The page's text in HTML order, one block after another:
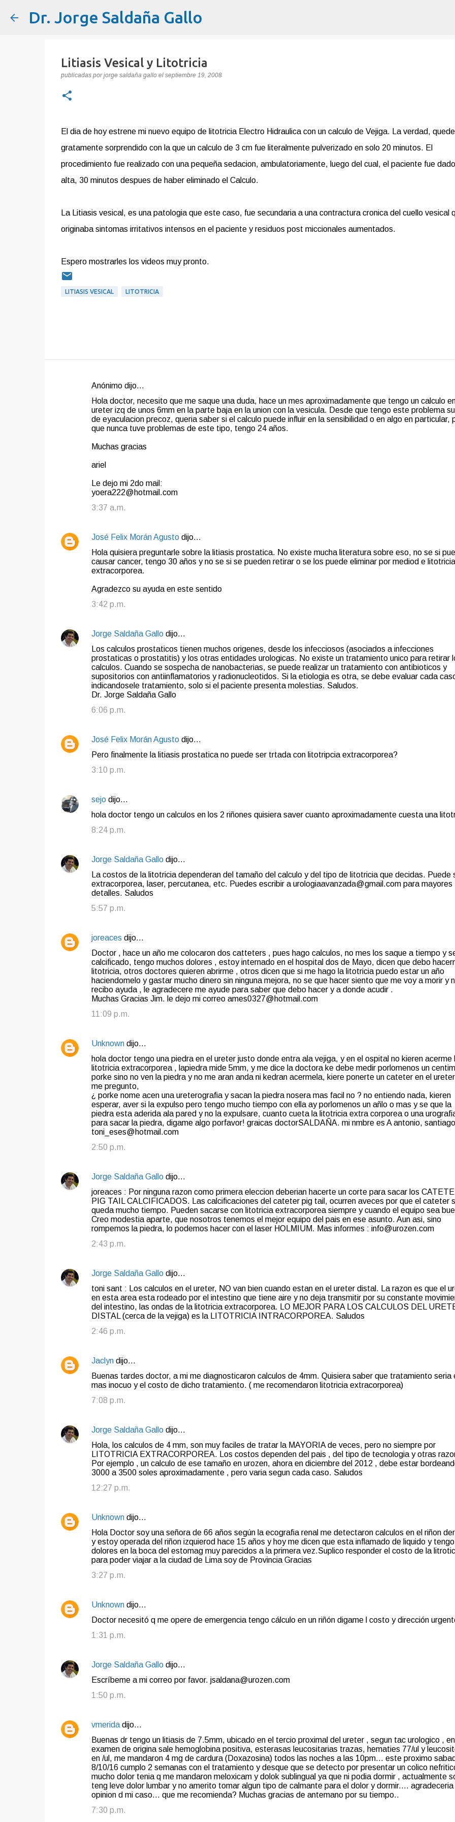
Dr. Jorge Saldaña Gallo
Litiasis Vesical y Litotricia
publicadas porjorge saldaña gallo el septiembre 19, 2008
El dia de hoy estrene mi nuevo equipo de litotricia Electro Hidraulica con un calculo de Vejiga. La verdad, quede
gratamente sorprendido con la que un calculo de 3 cm fue literalmente pulverizado en solo 20 minutos. El
procedimiento fue realizado con una pequeña sedacion, ambulatoriamente, luego del cual, el paciente fue
alta, 30 minutos despues de haber eliminado el Calculo.
La Litiasis vesical, es una patologia que este caso, fue secundaria a una contractura cronica del cuello vesical
originaba sintomas irritativos intensos en el paciente y residuos post miccionales aumentados.
Espero mostrarles los videos muy pronto.
LITIASIS VESICAL LITOTRICIA
s
Anónimo dijo…
Hola doctor, necesito que me saque una duda, hace un mes aproximadamente que tengo un calculo
ureter izq de unos 6mm en la parte baja en la union con la vesicula. Desde que tengo este problema
de eyaculacion precoz, queria saber si el calculo puede influir en la sensibilidad o en algo en particular,
que nunca tuve problemas de este tipo, tengo 24 años.
Muchas gracias
ariel
Le dejo mi 2do mail:
yoera222@hotmail.com
3:37 a.m.
José Felix Morán Agustodijo…
Hola quisiera preguntarle sobre la litiasis prostatica. No existe mucha literatura sobre eso, no se si
causar cancer, tengo 30 años y no se si se pueden retirar o se los puede eliminar por mediod e litotricia
extracorporea.
Agradezco su ayuda en este sentido
3:42 p.m.
Jorge Saldaña Gallodijo…
Los calculos prostaticos tienen muchos origenes, desde los infecciosos (asociados a infecciones
prostaticas o prostatitis) y los otras entidades urologicas. No existe un tratamiento unico para retirar
calculos. Cuando se sospecha de nanobacterias, se puede realizar un tratamiento con antibioticos y
supositorios con antiinflamatorios y radionucleotidos. Si la etiologia es otra, se debe evaluar cada
indicandosele tratamiento, solo si el paciente presenta molestias. Saludos.
Dr. Jorge Saldaña Gallo
6:06 p.m.
José Felix Morán Agustodijo…
Pero finalmente la litiasis prostatica no puede ser trtada con litotripcia extracorporea?
3:10 p.m.
sejodijo…
hola doctor tengo un calculos en los 2 riñones quisiera saver cuanto aproximadamente cuesta una
8:24 p.m.
Jorge Saldaña Gallodijo…
La costos de la litotricia dependeran del tamaño del calculo y del tipo de litotricia que decidas. Puede
extracorporea, laser, percutanea, etc. Puedes escribir a urologiaavanzada@gmail.com para mayores
detalles. Saludos
5:57 p.m.
joreaces dijo…
Doctor , hace un año me colocaron dos catteters , pues hago calculos, no mes los saque a tiempo y
calcificado, tengo muchos dolores , estoy internado en el hospital dos de Mayo, dicen que debo
litotricia, otros doctores quieren abrirme , otros dicen que si me hago la litotricia puedo estar un año
haciendomelo y gastar mucho dinero sin ninguna mejora, no se que hacer siento que me voy a morir y
recibo ayuda , le agradecere me ayude para saber que debo hacer y a donde acudir .
Muchas Gracias Jim. le dejo mi correo ames0327@hotmail.com
11:09 p.m.
Unknowndijo…
hola doctor tengo una piedra en el ureter justo donde entra ala vejiga, y en el ospital no kieren acerme
litotricia extracorporea , lapiedra mide 5mm, y me dice la doctora ke debe medir porlomenos un
porke sino no ven la piedra y no me aran anda ni kedran acermela, kiere ponerte un cateter en el
me pregunto,
¿ porke nome acen una ureterografia y sacan la piedra nosera mas facil no ? no entiendo nada, kieren
esperar, aver si la expulso pero tengo mucho tiempo con ella ay porlomenos un añlo o mas y se que la
piedra esta aderida ala pared y no la expulsare, cuanto cueta la litotricia extra corporea o una
para sacar la piedra, digame algo porfavor! graicas doctorSALDAÑA. mi nmbre es A antonio,
toni_eses@hotmail.com
2:50 p.m.
Jorge Saldaña Gallodijo…
joreaces : Por ninguna razon como primera eleccion deberian hacerte un corte para sacar los
PIG TAIL CALCIFICADOS. Las calcificaciones del cateter pig tail, ocurren aveces por que el cateter
queda mucho tiempo. Pueden sacarse con litotricia extracorporea siempre y cuando el equipo sea
Creo modestia aparte, que nosotros tenemos el mejor equipo del pais en ese asunto. Aun asi, sino
rompemos la piedra, lo podemos hacer con el laser HOLMIUM. Mas informes : info@urozen.com
2:43 p.m.
Jorge Saldaña Gallodijo…
toni sant : Los calculos en el ureter, NO van bien cuando estan en el ureter distal. La razon es que el
en esta area esta rodeado por el intestino que tiene aire y no deja transmitir por su constante
del intestino, las ondas de la litotricia extracorporea. LO MEJOR PARA LOS CALCULOS DEL
DISTAL (cerca de la vejiga) es la LITOTRICIA INTRACORPOREA. Saludos
2:46 p.m.
Jaclyndijo…
Buenas tardes doctor, a mi me diagnosticaron calculos de 4mm. Quisiera saber que tratamiento seria
mas inocuo y el costo de dicho tratamiento. ( me recomendaron litotricia extracorporea)
7:08 p.m.
Jorge Saldaña Gallodijo…
Hola, los calculos de 4 mm, son muy faciles de tratar la MAYORIA de veces, pero no siempre por
LITOTRICIA EXTRACORPOREA. Los costos dependen del pais , del tipo de tecnologia y otras
Por ejemplo , un calculo de ese tamaño en urozen, ahora en diciembre del 2012 , debe estar
3000 a 3500 soles aproximadamente , pero varia segun cada caso. Saludos
12:27 p.m.
Unknowndijo…
Hola Doctor soy una señora de 66 años según la ecografia renal me detectaron calculos en el riñon
y estoy operada del riñon izquierod hace 15 años y hoy me dicen que esta inflamado de liquido y tengo
dolores en la boca del estomag muy parecidos a la primera vez.Suplico responder el costo de la
para poder viajar a la ciudad de Lima soy de Provincia Gracias
3:27 p.m.
Unknowndijo…
Doctor necesitó q me opere de emergencia tengo cálculo en un riñón digame l costo y dirección
1:31 p.m.
Jorge Saldaña Gallodijo…
Escríbeme a mi correo por favor. jsaldana@urozen.com
1:50 p.m.
vmeridadijo…
Buenas dr tengo un litiasis de 7.5mm, ubicado en el tercio proximal del ureter , segun tac urologico , en
examen de origina sale hemoglobina positiva, esterasas leucositarias trazas, hematies 77/ul y
en /ul, me mandaron 4 mg de cardura (Doxazosina) todos las noches a las 10pm... este proximo
8/10/16 cumplo 2 semanas con el tratamiento y desque que se detecto por presentar un colico
mucho dolor tenia q me mandaron meloxicam y dolok sublingual ya que ni podia dormir , actualmente
teng leve dolor lumbar y no amerito tomar algun tipo de calmante para el dolor y dormir.... agradeceria
opinion d mi caso... que me recomienda? Muchas gracias de antemano por su tiempo..
7:30 p.m.